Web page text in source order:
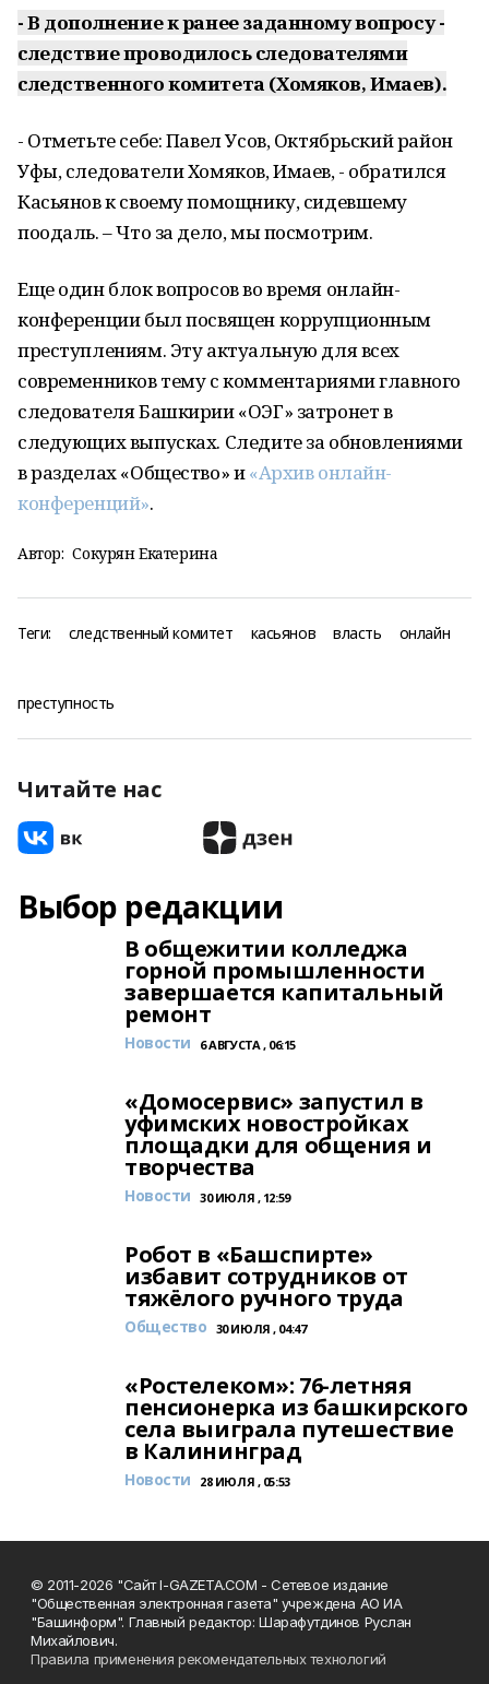
- В дополнение к ранее заданному вопросу -
следствие проводилось следователями
следственного комитета (Хомяков, Имаев).
- Отметьте себе: Павел Усов, Октябрьский район
Уфы, следователи Хомяков, Имаев, - обратился
Касьянов к своему помощнику, сидевшему
поодаль. – Что за дело, мы посмотрим.
Еще один блок вопросов во время онлайн-
конференции был посвящен коррупционным
преступлениям. Эту актуальную для всех
современников тему с комментариями главного
следователя Башкирии «ОЭГ» затронет в
следующих выпусках. Следите за обновлениями
в разделах «Общество» и«Архив онлайн-
конференций».
Автор: Сокурян Екатерина
Теги: следственный комитет касьянов власть онлайн
преступность
Читайте нас
Выбор редакции
В общежитии колледжа
горной промышленности
завершается капитальный
ремонт
Новости 6 АВГУСТА , 06:15
«Домосервис» запустил в
уфимских новостройках
площадки для общения и
творчества
Новости 30 ИЮЛЯ , 12:59
Робот в «Башспирте»
избавит сотрудников от
тяжёлого ручного труда
Общество 30 ИЮЛЯ , 04:47
«Ростелеком»: 76-летняя
пенсионерка из башкирского
села выиграла путешествие
в Калининград
Новости 28 ИЮЛЯ , 05:53
© 2011-2026 "Сайт I-GAZETA.COM - Сетевое издание
"Общественная электронная газета" учреждена АО ИА
"Башинформ". Главный редактор: Шарафутдинов Руслан
Михайлович.
Правила применения рекомендательных технологий